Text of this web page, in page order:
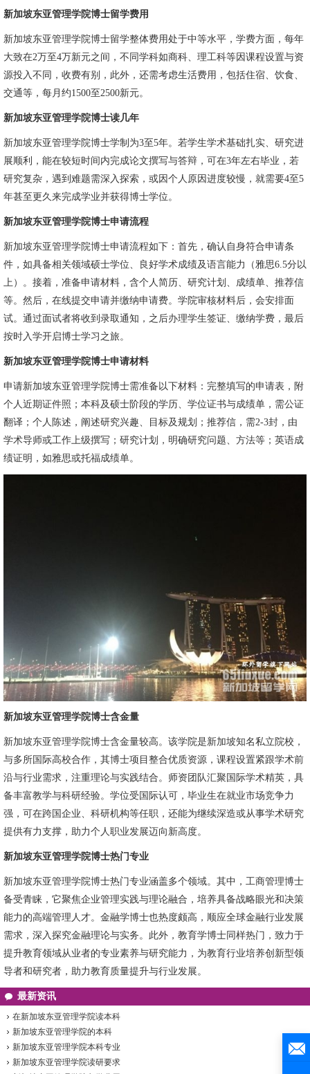
新加坡东亚管理学院博士留学费用
新加坡东亚管理学院博士留学整体费用处于中等水平，学费方面，每年
大致在2万至4万新元之间，不同学科如商科、理工科等因课程设置与资
源投入不同，收费有别，此外，还需考虑生活费用，包括住宿、饮食、
交通等，每月约1500至2500新元。
新加坡东亚管理学院博士读几年
新加坡东亚管理学院博士学制为3至5年。若学生学术基础扎实、研究进
展顺利，能在较短时间内完成论文撰写与答辩，可在3年左右毕业，若
研究复杂，遇到难题需深入探索，或因个人原因进度较慢，就需要4至5
年甚至更久来完成学业并获得博士学位。
新加坡东亚管理学院博士申请流程
新加坡东亚管理学院博士申请流程如下：首先，确认自身符合申请条
件，如具备相关领域硕士学位、良好学术成绩及语言能力（雅思6.5分以
上）。接着，准备申请材料，含个人简历、研究计划、成绩单、推荐信
等。然后，在线提交申请并缴纳申请费。学院审核材料后，会安排面
试。通过面试者将收到录取通知，之后办理学生签证、缴纳学费，最后
按时入学开启博士学习之旅。
新加坡东亚管理学院博士申请材料
申请新加坡东亚管理学院博士需准备以下材料：完整填写的申请表，附
个人近期证件照；本科及硕士阶段的学历、学位证书与成绩单，需公证
翻译；个人陈述，阐述研究兴趣、目标及规划；推荐信，需2-3封，由
学术导师或工作上级撰写；研究计划，明确研究问题、方法等；英语成
绩证明，如雅思或托福成绩单。
新加坡东亚管理学院博士含金量
新加坡东亚管理学院博士含金量较高。该学院是新加坡知名私立院校，
与多所国际高校合作，其博士项目整合优质资源，课程设置紧跟学术前
沿与行业需求，注重理论与实践结合。师资团队汇聚国际学术精英，具
备丰富教学与科研经验。学位受国际认可，毕业生在就业市场竞争力
强，可在跨国企业、科研机构等任职，还能为继续深造或从事学术研究
提供有力支撑，助力个人职业发展迈向新高度。
新加坡东亚管理学院博士热门专业
新加坡东亚管理学院博士热门专业涵盖多个领域。其中，工商管理博士
备受青睐，它聚焦企业管理实践与理论融合，培养具备战略眼光和决策
能力的高端管理人才。金融学博士也热度颇高，顺应全球金融行业发展
需求，深入探究金融理论与实务。此外，教育学博士同样热门，致力于
提升教育领域从业者的专业素养与研究能力，为教育行业培养创新型领
导者和研究者，助力教育质量提升与行业发展。
最新资讯
在新加坡东亚管理学院读本科
新加坡东亚管理学院的本科
新加坡东亚管理学院本科专业
新加坡东亚管理学院读研要求